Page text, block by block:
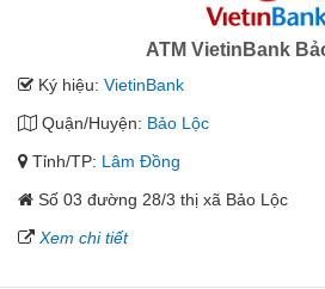
ATM VietinBank
Ký hiệu: VietinBank
Quận/Huyện: Bảo Lộc
Tỉnh/TP: Lâm Đồng
Số 03 đường 28/3 thị xã Bảo Lộc
Xem chi tiết